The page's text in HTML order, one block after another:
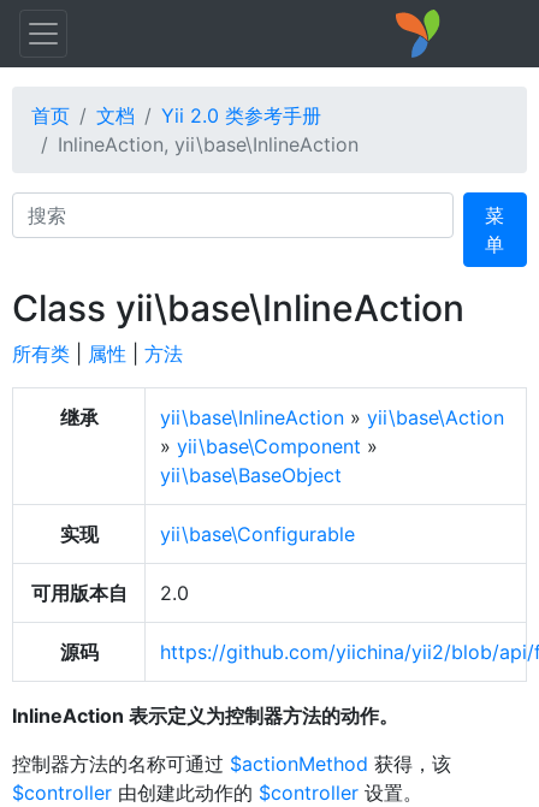
首页 文档
Yii 2.0 类参考手册
InlineAction, yii\base\InlineAction
Search
菜
单
Class yii\base\InlineAction
所有类 属性 方法
继承 yii\base\InlineAction » yii\base\Action
» yii\base\Component »
yii\base\BaseObject
实现 yii\base\Configurable
可用版本自 2.0
源码 https://github.com/yiichina/yii2/blob/
InlineAction 表示定义为控制器方法的动作。
控制器方法的名称可通过 $actionMethod 获得，该
$controller 由创建此动作的 $controller 设置。